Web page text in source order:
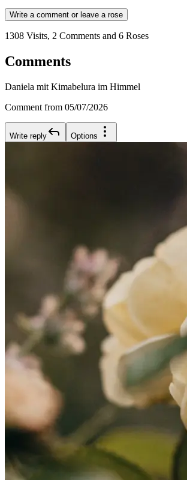
Write a comment or leave a rose
1308 Visits, 2 Comments and 6 Roses
Comments
Daniela mit Kimabelura im Himmel
Comment from 05/07/2026
Write reply Options